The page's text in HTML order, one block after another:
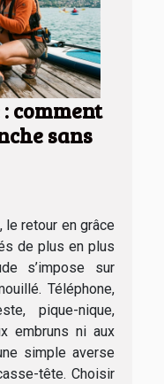
comment
sans
le retour en grâce
de plus en plus
s’impose sur
Téléphone,
pique-nique,
embruns ni aux
simple averse
tête. Choisir